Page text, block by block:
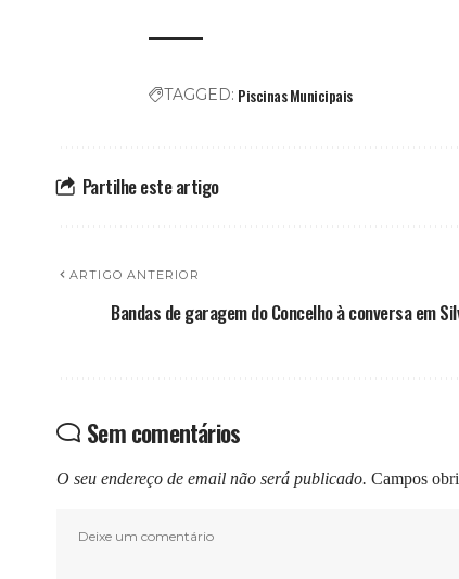
TAGGED: Piscinas Municipais
Partilhe este artigo
ARTIGO ANTERIOR
Bandas de garagem do Concelho à conversa em
Sem comentários
O seu endereço de email não será publicado. Campos